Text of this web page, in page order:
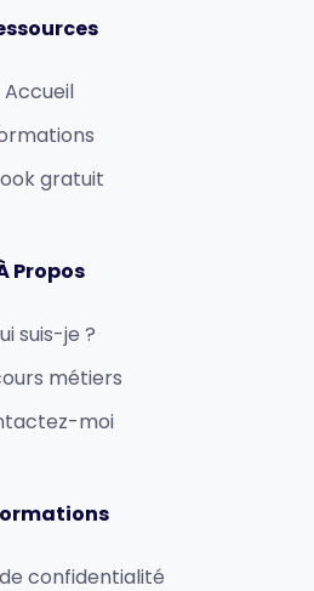
Accueil
gratuit
Propos
suis-je ?
métiers
moi
confidentialité